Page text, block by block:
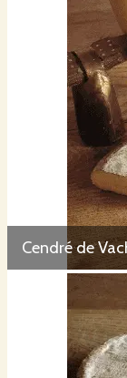
Les veaux de race
permettent de vous
Nous avons aussi des
à l’automne.
Contactez nous
Cendré de